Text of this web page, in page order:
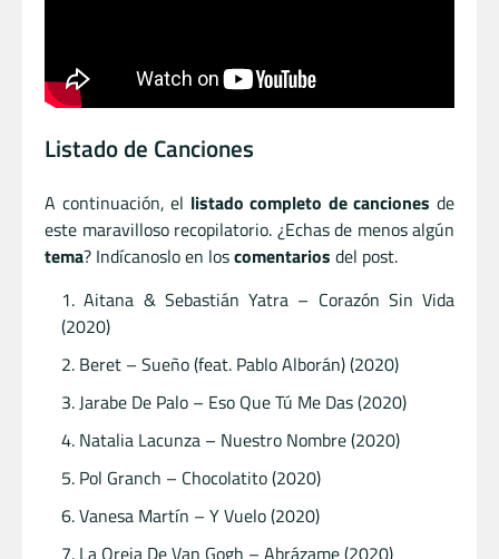
Listado de Canciones
A continuación, el listado completo de canciones de
este maravilloso recopilatorio. ¿Echas de menos algún
tema? Indícanoslo en loscomentarios del post.
Aitana & Sebastián Yatra – Corazón Sin Vida
(2020)
Beret – Sueño (feat. Pablo Alborán) (2020)
Jarabe De Palo – Eso Que Tú Me Das (2020)
Natalia Lacunza – Nuestro Nombre (2020)
Pol Granch – Chocolatito (2020)
Vanesa Martín – Y Vuelo (2020)
La Oreja De Van Gogh – Abrázame (2020)